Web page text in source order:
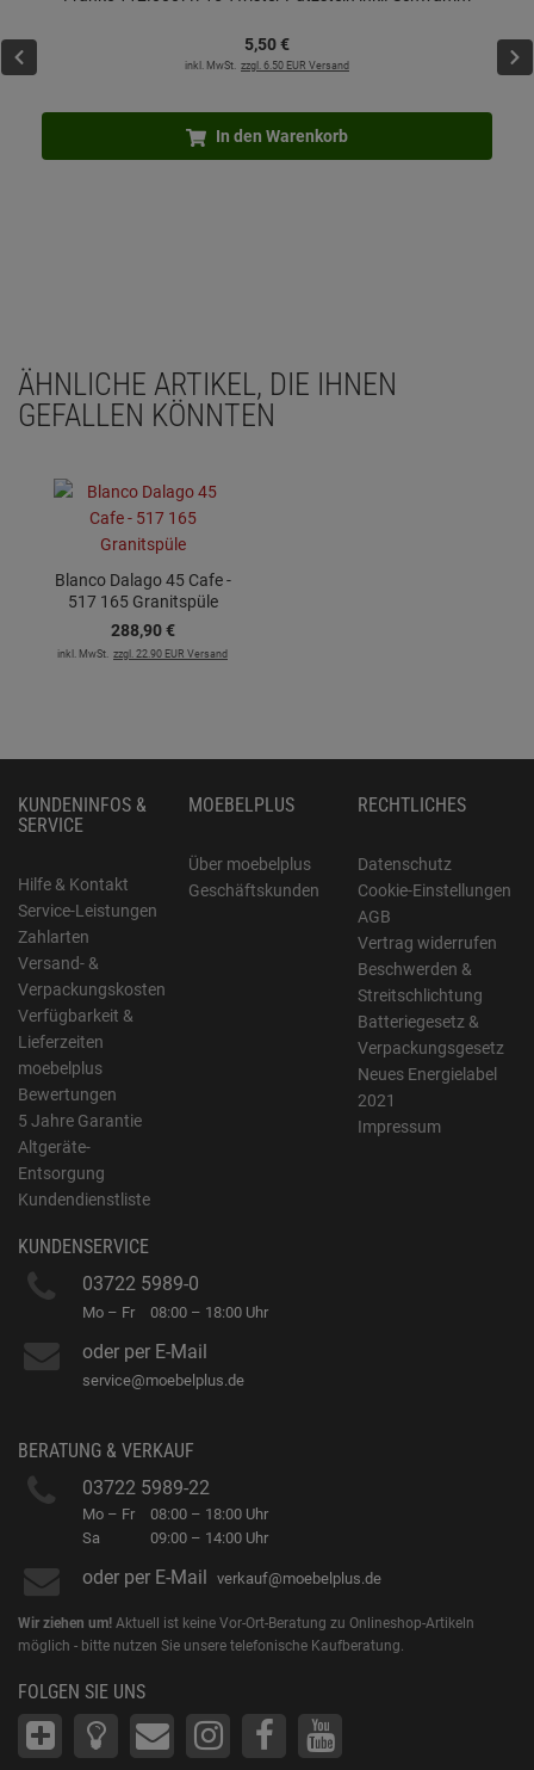
5,50€
inkl. MwSt. zzgl. 6.50 EUR Versand
In den Warenkorb
ÄHNLICHE ARTIKEL, DIE IHNEN
GEFALLEN KÖNNTEN
Blanco Dalago 45 Cafe -
517 165 Granitspüle
288,90 €
inkl. MwSt. zzgl. 22.90 EUR Versand
KUNDENINFOS &
SERVICE
Hilfe & Kontakt
Service-Leistungen
Zahlarten
Versand- &
Verpackungskosten
Verfügbarkeit &
Lieferzeiten
moebelplus
Bewertungen
5 Jahre Garantie
Altgeräte-
Entsorgung
Kundendienstliste
MOEBELPLUS
Über moebelplus
Geschäftskunden
RECHTLICHES
Datenschutz
Cookie-Einstellungen
AGB
Vertrag widerrufen
Beschwerden &
Streitschlichtung
Batteriegesetz &
Verpackungsgesetz
Neues Energielabel
2021
Impressum
KUNDENSERVICE
03722 5989-0
Mo – Fr 08:00 – 18:00 Uhr
oder per E-Mail
service@moebelplus.de
BERATUNG & VERKAUF
03722 5989-22
Mo – Fr
Sa
08:00 – 18:00 Uhr
09:00 – 14:00 Uhr
oder per E-Mail verkauf@moebelplus.de
Wir ziehen um! Aktuell ist keine Vor-Ort-Beratung zu Onlineshop-Artikeln
möglich - bitte nutzen Sie unsere telefonische Kaufberatung.
FOLGEN SIE UNS